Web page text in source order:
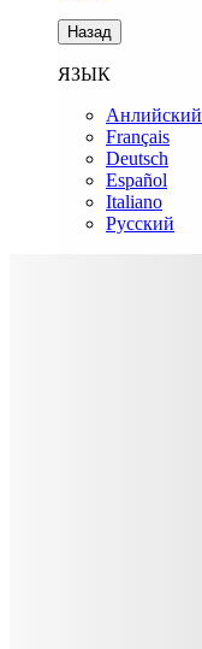
Назад
ЯЗЫК
Анлийский
Français
Deutsch
Español
Italiano
Русский